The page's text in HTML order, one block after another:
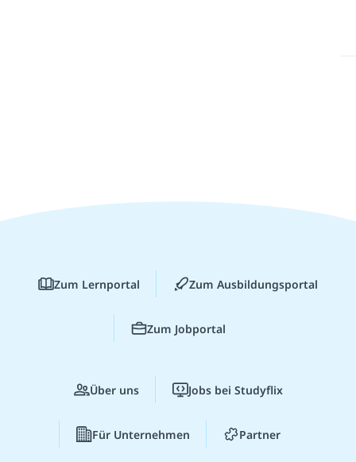
Zum Lernportal Zum Ausbildungsportal
Zum Jobportal
Über uns Jobs bei Studyflix
Für Unternehmen Partner